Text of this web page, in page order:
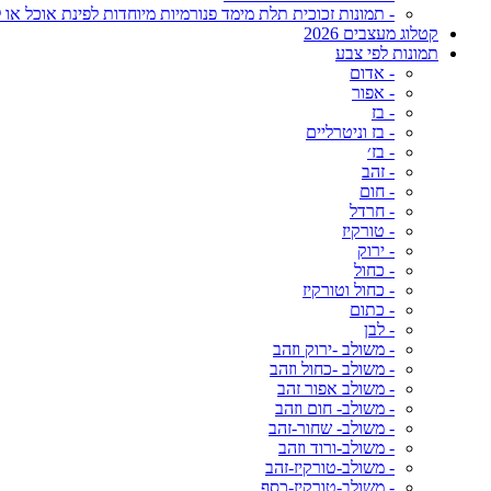
- תמונות זכוכית תלת מימד פנורמיות מיוחדות לפינת אוכל או
קטלוג מעצבים 2026
תמונות לפי צבע
- אדום
- אפור
- בז
- בז וניטרליים
- בז׳
- זהב
- חום
- חרדל
- טורקיז
- ירוק
- כחול
- כחול וטורקיז
- כתום
- לבן
- משולב -ירוק וזהב
- משולב -כחול וזהב
- משולב אפור זהב
- משולב- חום וזהב
- משולב- שחור-זהב
- משולב-ורוד וזהב
- משולב-טורקיז-זהב
- משולב-טורקיז-כסף